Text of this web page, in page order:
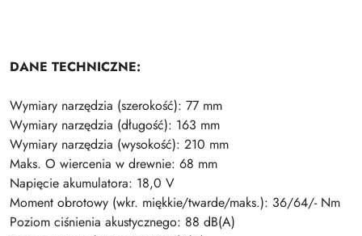
DANE TECHNICZNE:
Wymiary narzędzia (szerokość): 77 mm
Wymiary narzędzia (długość): 163 mm
Wymiary narzędzia (wysokość): 210 mm
Maks. O wiercenia w drewnie: 68 mm
Napięcie akumulatora: 18,0 V
Moment obrotowy (wkr. miękkie/twarde/maks.): 36/64/- Nm
Poziom ciśnienia akustycznego: 88 dB(A)